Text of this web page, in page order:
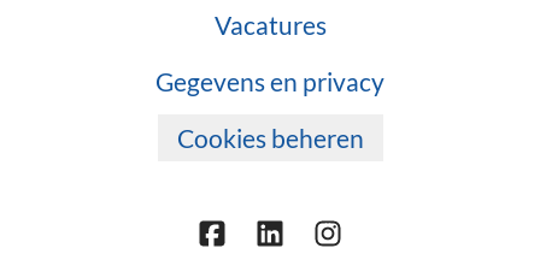
Vacatures
Gegevens en privacy
Cookies beheren